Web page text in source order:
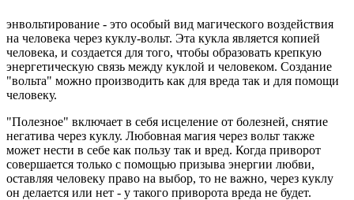
энвольтирование - это особый вид магического воздействия
на человека через куклу-вольт. Эта кукла является копией
человека, и создается для того, чтобы образовать крепкую
энергетическую связь между куклой и человеком. Создание
"вольта" можно производить как для вреда так и для помощи
человеку.
"Полезное" включает в себя исцеление от болезней, снятие
негатива через куклу. Любовная магия через вольт также
может нести в себе как пользу так и вред. Когда приворот
совершается только с помощью призыва энергии любви,
оставляя человеку право на выбор, то не важно, через куклу
он делается или нет - у такого приворота вреда не будет.